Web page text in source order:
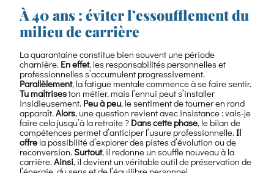
À 40 ans : éviter l’essoufflement du
milieu de carrière
La quarantaine constitue bien souvent une période
charnière. En effet, les responsabilités personnelles et
professionnelles s’accumulent progressivement.
Parallèlement, la fatigue mentale commence à se faire sentir.
Tu maîtriseston métier, mais l’ennui peut s’installer
insidieusement. Peu à peu, le sentiment de tourner en rond
apparaît.Alors, une question revient avec insistance : vais-je
faire cela jusqu’à la retraite ? Dans cette phase, le bilan de
compétences permet d’anticiper l’usure professionnelle.Il
offre la possibilité d’explorer des pistes d’évolution ou de
reconversion.Surtout, il redonne un souffle nouveau à la
carrière.Ainsi, il devient un véritable outil de préservation de